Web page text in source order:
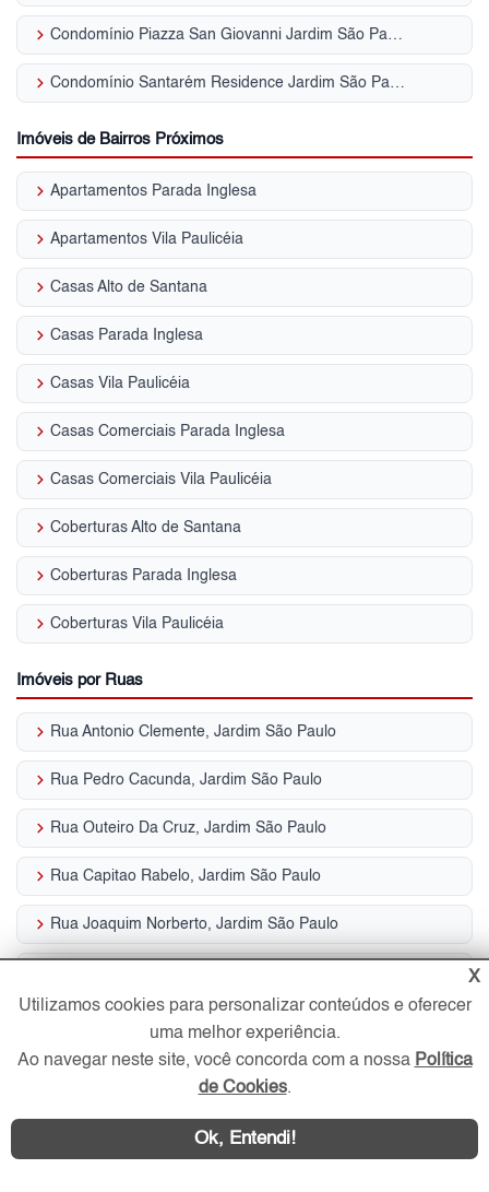
keyboard_arrow_right Condomínio Piazza San Giovanni Jardim São Paulo (Zona Norte)
keyboard_arrow_right Condomínio Santarém Residence Jardim São Paulo (Zona Norte)
Imóveis de Bairros Próximos
keyboard_arrow_right Apartamentos Parada Inglesa
keyboard_arrow_right Apartamentos Vila Paulicéia
keyboard_arrow_right Casas Alto de Santana
keyboard_arrow_right Casas Parada Inglesa
keyboard_arrow_right Casas Vila Paulicéia
keyboard_arrow_right Casas Comerciais Parada Inglesa
keyboard_arrow_right Casas Comerciais Vila Paulicéia
keyboard_arrow_right Coberturas Alto de Santana
keyboard_arrow_right Coberturas Parada Inglesa
keyboard_arrow_right Coberturas Vila Paulicéia
Imóveis por Ruas
keyboard_arrow_right Rua Antonio Clemente, Jardim São Paulo
keyboard_arrow_right Rua Pedro Cacunda, Jardim São Paulo
keyboard_arrow_right Rua Outeiro Da Cruz, Jardim São Paulo
keyboard_arrow_right Rua Capitao Rabelo, Jardim São Paulo
keyboard_arrow_right Rua Joaquim Norberto, Jardim São Paulo
keyboard_arrow_right Avenida Leoncio De Magalhaes, Jardim São Paulo
keyboard_arrow_rightRua Tibiri, Jardim São Paulo
keyboard_arrow_rightAvenida Leoncio De Magalhaes, Jardim São Paulo
X
Utilizamos cookies para personalizar conteúdos e oferecer
uma melhor experiência.
Ao navegar neste site, você concorda com a nossa Política
de Cookies.
Ok, Entendi!